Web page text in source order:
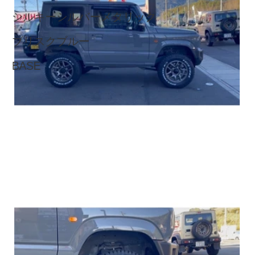
シルキーシルバーメタリック
ブリスクブルー
BASE